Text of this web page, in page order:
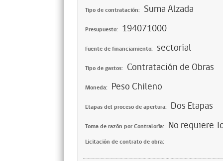
Tipo de contratación: Suma Alzada
Presupuesto: 194071000
Fuente de financiamiento: sectorial
Tipo de gastos: Contratación de Obras
Moneda: Peso Chileno
Etapas del proceso de apertura: Dos Etapas
Toma de razón por Contraloría: No requiere
Licitación de contrato de obra: